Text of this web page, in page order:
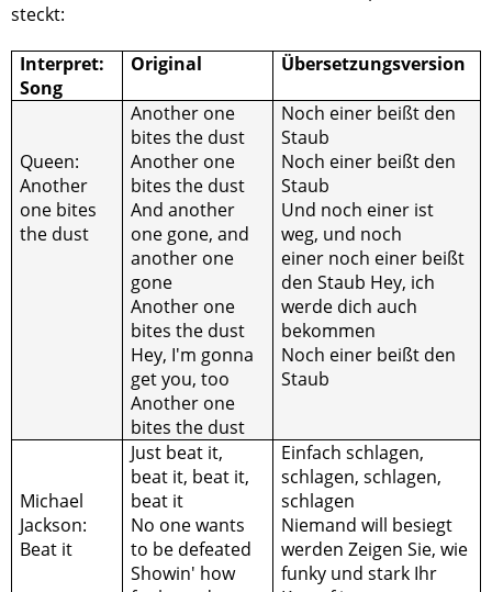
steckt:
Interpret:
Song
Original Übersetzungsversion
Queen:
Another
one bites
the dust
Another one
bites the dust
Another one
bites the dust
And another
one gone, and
another one
gone
Another one
bites the dust
Hey, I'm gonna
get you, too
Another one
bites the dust
Noch einer beißt den
Staub
Noch einer beißt den
Staub
Und noch einer ist
weg, und noch
einer noch einer beißt
den Staub Hey, ich
werde dich auch
bekommen
Noch einer beißt den
Staub
Michael
Jackson:
Beat it
Just beat it,
beat it, beat it,
beat it
No one wants
to be defeated
Showin' how
Einfach schlagen,
schlagen, schlagen,
schlagen
Niemand will besiegt
werden Zeigen Sie, wie
funky und stark Ihr